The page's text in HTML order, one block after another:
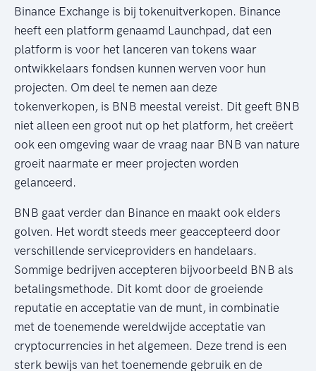
Binance Exchange is bij tokenuitverkopen. Binance
heeft een platform genaamd Launchpad, dat een
platform is voor het lanceren van tokens waar
ontwikkelaars fondsen kunnen werven voor hun
projecten. Om deel te nemen aan deze
tokenverkopen, is BNB meestal vereist. Dit geeft BNB
niet alleen een groot nut op het platform, het creëert
ook een omgeving waar de vraag naar BNB van nature
groeit naarmate er meer projecten worden
gelanceerd.
BNB gaat verder dan Binance en maakt ook elders
golven. Het wordt steeds meer geaccepteerd door
verschillende serviceproviders en handelaars.
Sommige bedrijven accepteren bijvoorbeeld BNB als
betalingsmethode. Dit komt door de groeiende
reputatie en acceptatie van de munt, in combinatie
met de toenemende wereldwijde acceptatie van
cryptocurrencies in het algemeen. Deze trend is een
sterk bewijs van het toenemende gebruik en de